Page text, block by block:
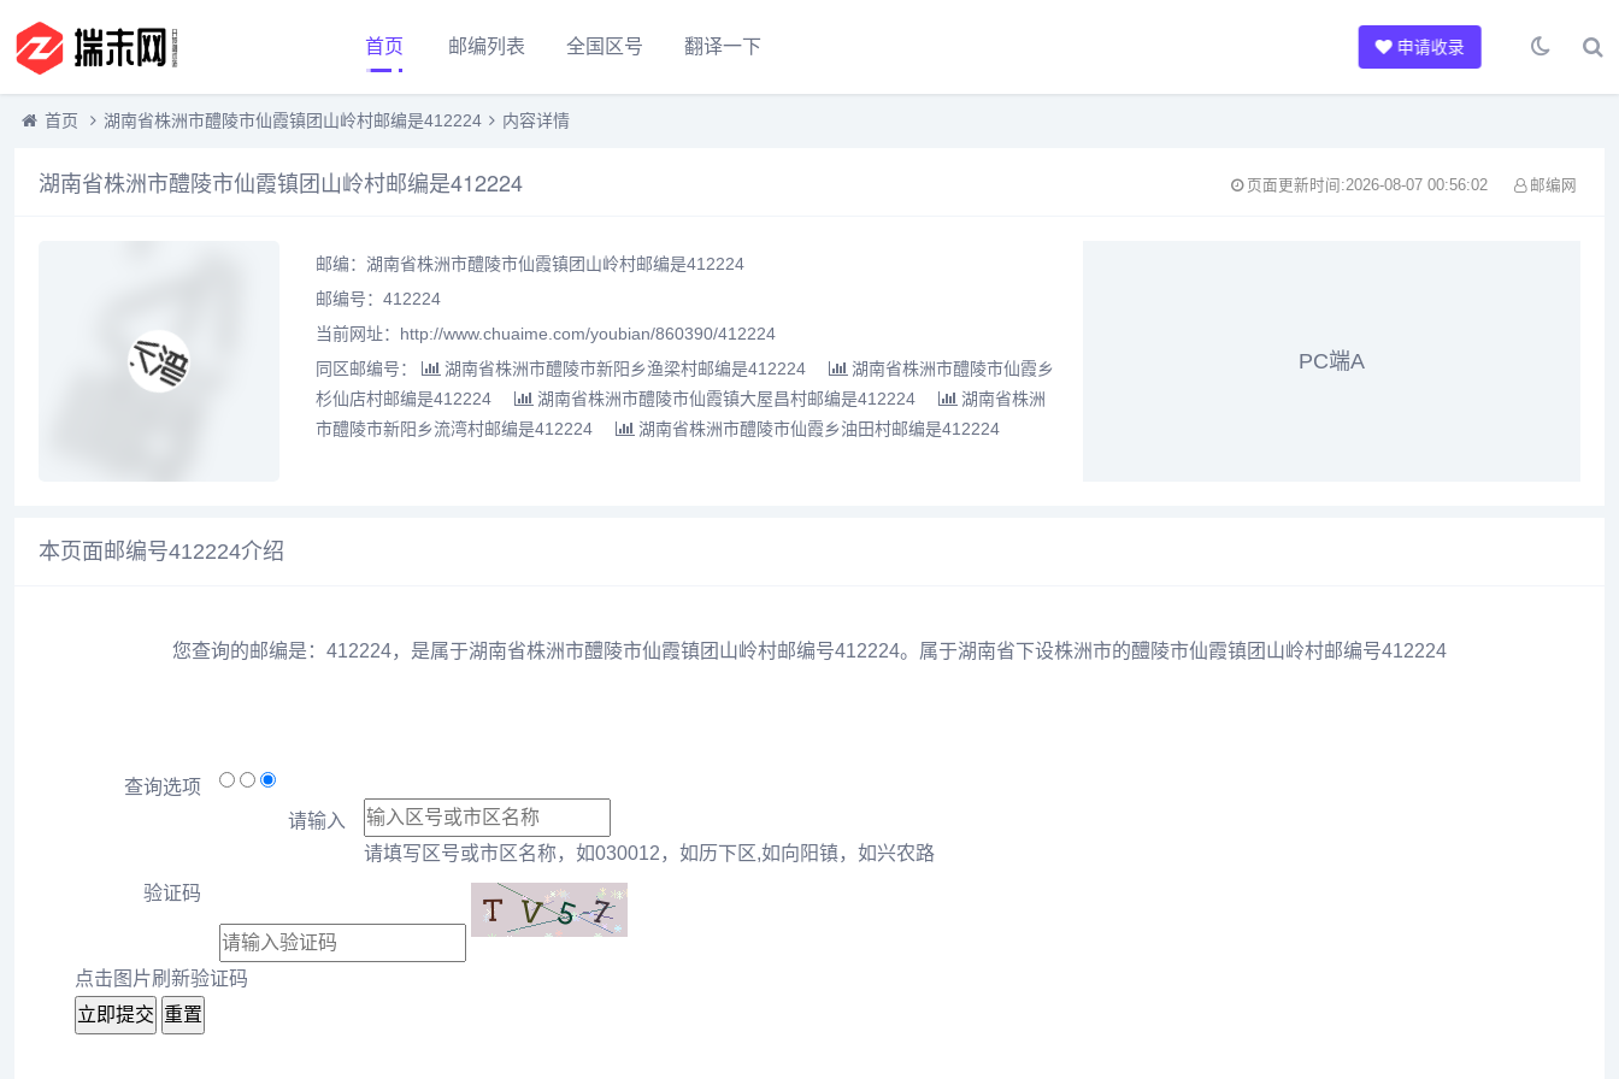
首页 邮编列表 全国区号 翻译一下 申请收录
首页 湖南省株洲市醴陵市仙霞镇团山岭村邮编是412224 内容详情
湖南省株洲市醴陵市仙霞镇团山岭村邮编是412224 页面更新时间:2026-08-07 00:56:02 邮编网
邮编：湖南省株洲市醴陵市仙霞镇团山岭村邮编是412224
邮编号：412224
当前网址：http://www.chuaime.com/youbian/860390/412224
同区邮编号：
湖南省株洲市醴陵市新阳乡渔梁村邮编是412224
湖南省株洲市醴陵市仙霞乡
杉仙店村邮编是412224
湖南省株洲市醴陵市仙霞镇大屋昌村邮编是412224
湖南省株洲
市醴陵市新阳乡流湾村邮编是412224
湖南省株洲市醴陵市仙霞乡油田村邮编是412224
PC端A
本页面邮编号412224介绍
您查询的邮编是：412224，是属于湖南省株洲市醴陵市仙霞镇团山岭村邮编号412224。属于湖南省下设株洲市的醴陵市仙霞镇团山岭村邮编号412224
查询选项
请输入
请填写区号或市区名称，如030012，如历下区,如向阳镇，如兴农路
验证码
点击图片刷新验证码
立即提交 重置